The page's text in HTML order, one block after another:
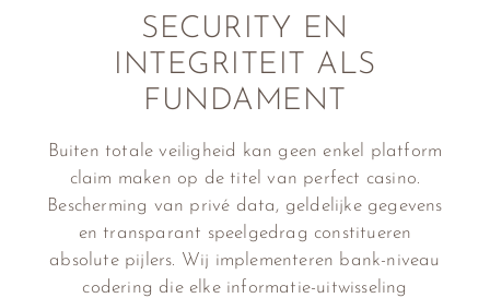
SECURITY EN
INTEGRITEIT ALS
FUNDAMENT
Buiten totale veiligheid kan geen enkel platform
claim maken op de titel van perfect casino.
Bescherming van privé data, geldelijke gegevens
en transparant speelgedrag constitueren
absolute pijlers. Wij implementeren bank-niveau
codering die elke informatie-uitwisseling